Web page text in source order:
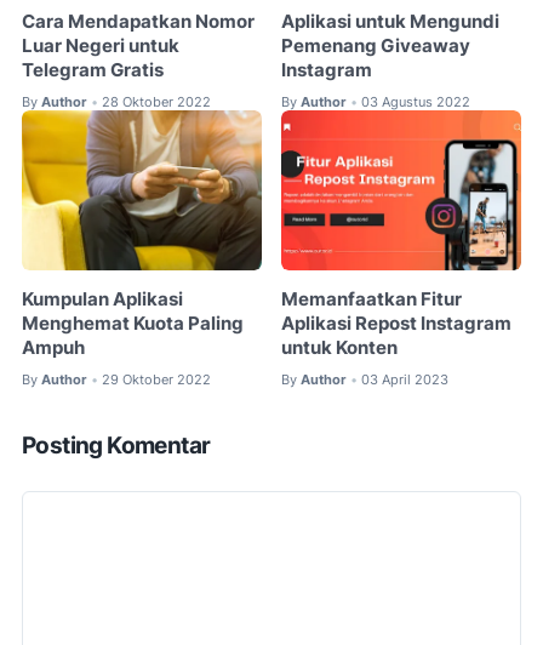
Cara Mendapatkan Nomor
Luar Negeri untuk
Telegram Gratis
By Author • 28 Oktober 2022
Aplikasi untuk Mengundi
Pemenang Giveaway
Instagram
By Author • 03 Agustus 2022
Kumpulan Aplikasi
Menghemat Kuota Paling
Ampuh
By Author • 29 Oktober 2022
Memanfaatkan Fitur
Aplikasi Repost Instagram
untuk Konten
By Author • 03 April 2023
Posting Komentar